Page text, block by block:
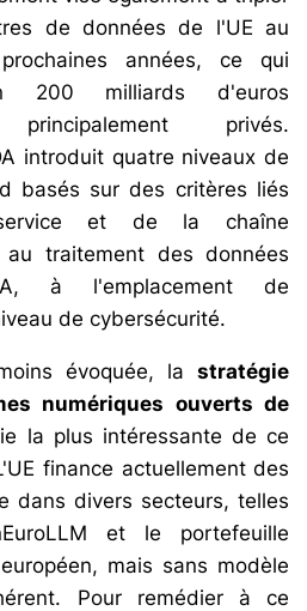
de données de l'UE au
années, ce qui
200 milliards d'euros
principalement privés.
introduit quatre niveaux de
basés sur des critères liés
et de la chaîne
au traitement des données
à l'emplacement de
de cybersécurité.
évoquée, lastratégie
numériques ouverts de
la plus intéressante de ce
finance actuellement des
dans divers secteurs, telles
et le portefeuille
mais sans modèle
Pour remédier à ce